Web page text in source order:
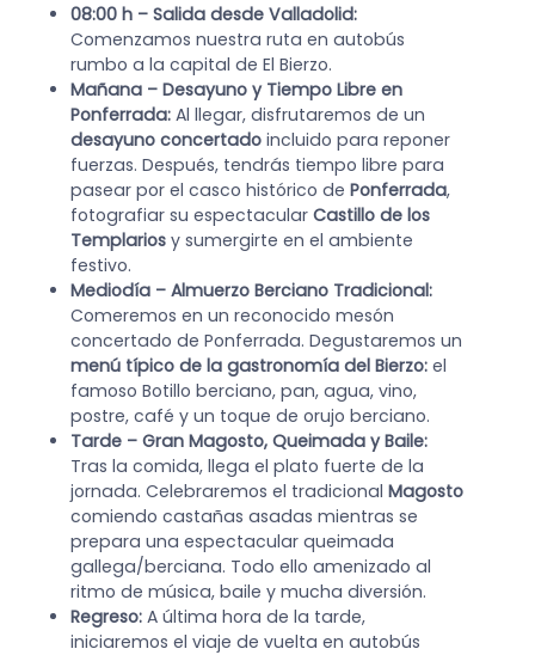
08:00 h – Salida desde Valladolid:
Comenzamos nuestra ruta en autobús
rumbo a la capital de El Bierzo.
Mañana – Desayuno y Tiempo Libre en
Ponferrada:Al llegar, disfrutaremos de un
desayuno concertadoincluido para reponer
fuerzas. Después, tendrás tiempo libre para
pasear por el casco histórico de Ponferrada,
fotografiar su espectacular Castillo de los
Templariosy sumergirte en el ambiente
festivo.
Mediodía – Almuerzo Berciano Tradicional:
Comeremos en un reconocido mesón
concertado de Ponferrada. Degustaremos un
menú típico de la gastronomía del Bierzo:el
famoso Botillo berciano, pan, agua, vino,
postre, café y un toque de orujo berciano.
Tarde – Gran Magosto, Queimada y Baile:
Tras la comida, llega el plato fuerte de la
jornada. Celebraremos el tradicional Magosto
comiendo castañas asadas mientras se
prepara una espectacular queimada
gallega/berciana. Todo ello amenizado al
ritmo de música, baile y mucha diversión.
Regreso:A última hora de la tarde,
iniciaremos el viaje de vuelta en autobús